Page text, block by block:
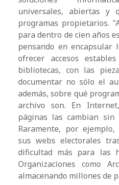
universales, abiertas y
programas propietarios.
para dentro de cien años
pensando en encapsular
ofrecer accesos
bibliotecas, con las
documentar no sólo el
además, sobre qué
archivo son. En
páginas las cambian sin
Raramente, por
sus webs electorales
dificultad más para las
Organizaciones como
almacenando millones de